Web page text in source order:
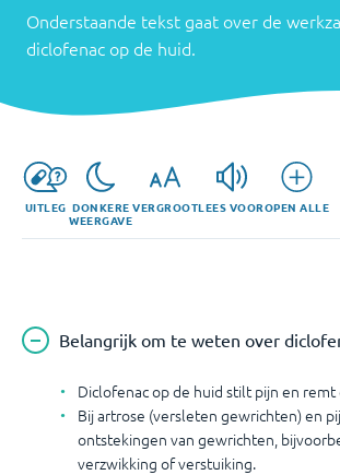
Onderstaande tekst gaat over de
diclofenac op de huid.
UITLEG DONKERE
WEERGAVE
VERGROOTLEES VOOROPEN ALLE
Belangrijk om te weten over
Diclofenac op de huid stilt pijn en
Bij artrose (versleten gewrichten) en
ontstekingen van gewrichten,
verzwikking of verstuiking.